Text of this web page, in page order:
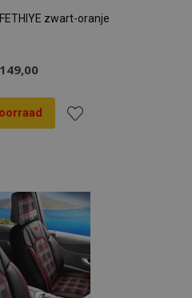
zwart-oranje
aan
verlanglijst